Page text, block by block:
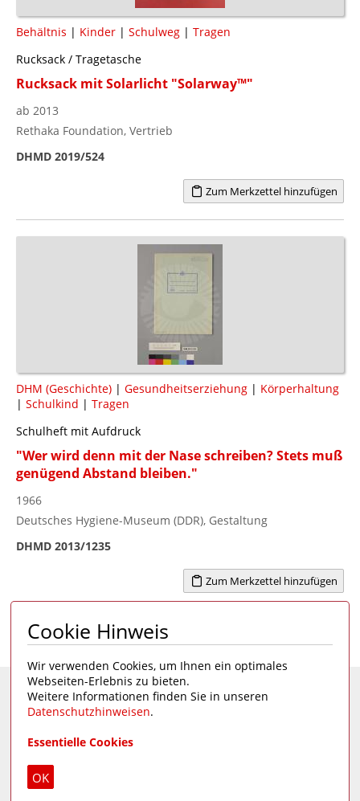
Behältnis | Kinder | Schulweg | Tragen
Rucksack / Tragetasche
Rucksack mit Solarlicht "Solarway™"
ab 2013
Rethaka Foundation, Vertrieb
DHMD 2019/524
Zum Merkzettel hinzufügen
DHM (Geschichte) | Gesundheitserziehung | Körperhaltung
| Schulkind | Tragen
Schulheft mit Aufdruck
"Wer wird denn mit der Nase schreiben? Stets muß
genügend Abstand bleiben."
1966
Deutsches Hygiene-Museum (DDR), Gestaltung
DHMD 2013/1235
Zum Merkzettel hinzufügen
Seite 1 von 1 1
Eine Seite desDeutschen Hygiene-Museums
Cookie Hinweis
Wir verwenden Cookies, um Ihnen ein optimales
Webseiten-Erlebnis zu bieten.
Weitere Informationen finden Sie in unseren
Datenschutzhinweisen.
Essentielle Cookies
OK